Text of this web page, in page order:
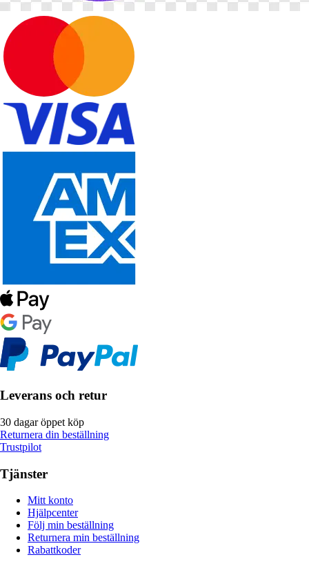
Leverans och retur
30 dagar öppet köp
Returnera din beställning
Trustpilot
Tjänster
Mitt konto
Hjälpcenter
Följ min beställning
Returnera min beställning
Rabattkoder